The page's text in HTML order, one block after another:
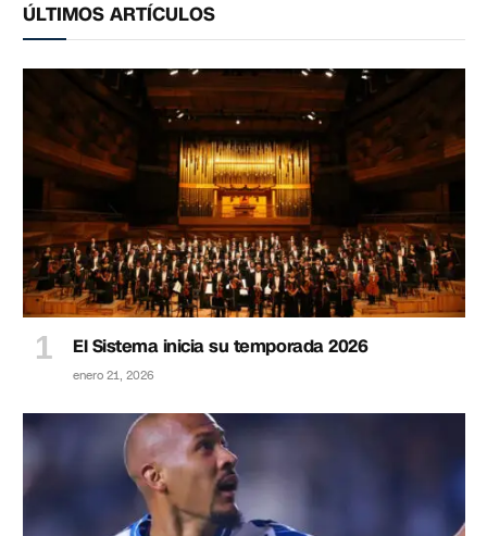
ÚLTIMOS ARTÍCULOS
El Sistema inicia su temporada 2026
enero 21, 2026